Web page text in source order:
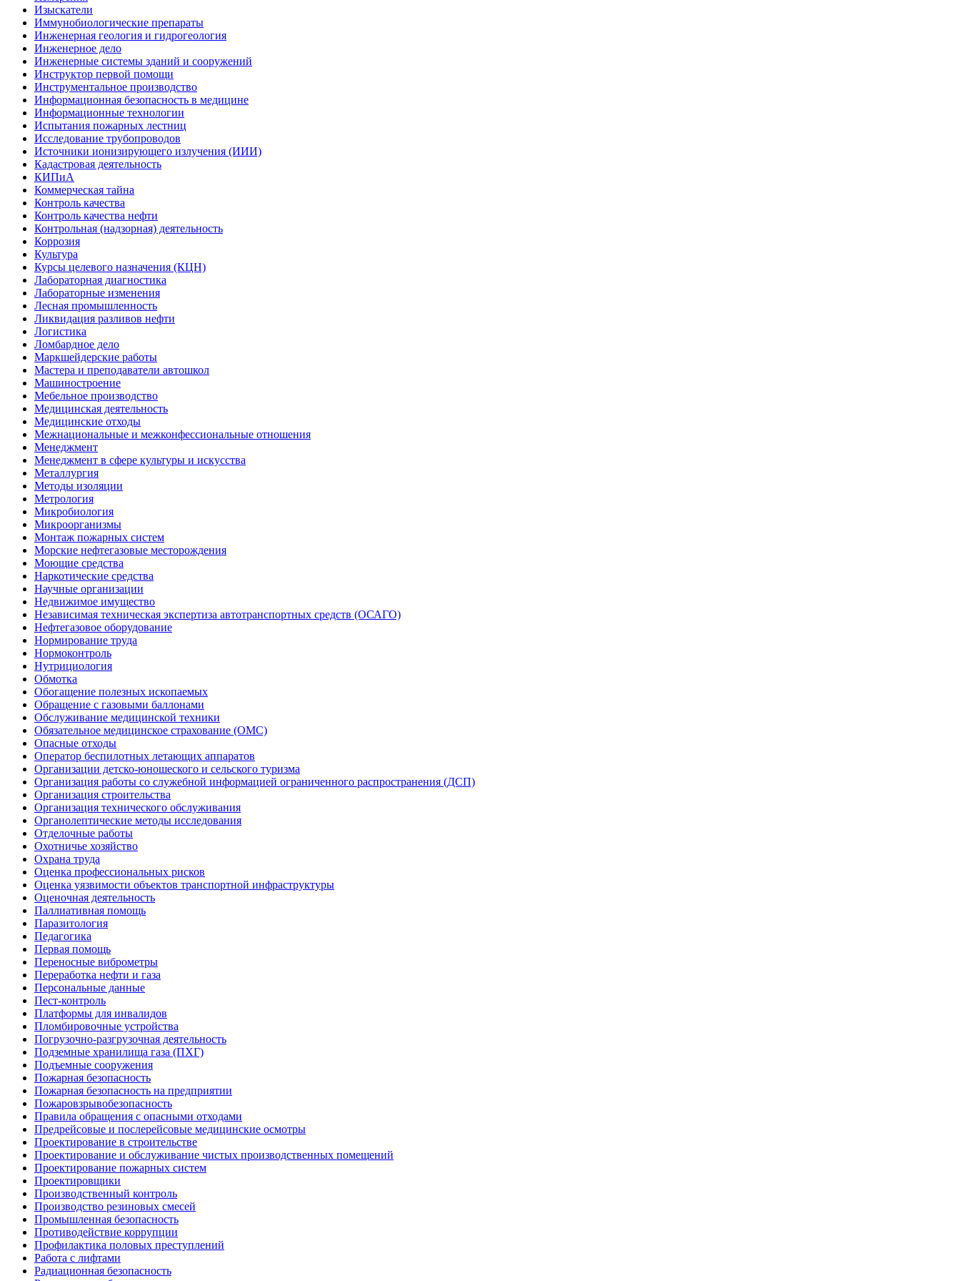
Изыскатели
Иммунобиологические препараты
Инженерная геология и гидрогеология
Инженерное дело
Инженерные системы зданий и сооружений
Инструктор первой помощи
Инструментальное производство
Информационная безопасность в медицине
Информационные технологии
Испытания пожарных лестниц
Исследование трубопроводов
Источники ионизирующего излучения (ИИИ)
Кадастровая деятельность
КИПиА
Коммерческая тайна
Контроль качества
Контроль качества нефти
Контрольная (надзорная) деятельность
Коррозия
Культура
Курсы целевого назначения (КЦН)
Лабораторная диагностика
Лабораторные изменения
Лесная промышленность
Ликвидация разливов нефти
Логистика
Ломбардное дело
Маркшейдерские работы
Мастера и преподаватели автошкол
Машиностроение
Мебельное производство
Медицинская деятельность
Медицинские отходы
Межнациональные и межконфессиональные отношения
Менеджмент
Менеджмент в сфере культуры и искусства
Металлургия
Методы изоляции
Метрология
Микробиология
Микроорганизмы
Монтаж пожарных систем
Морские нефтегазовые месторождения
Моющие средства
Наркотические средства
Научные организации
Недвижимое имущество
Независимая техническая экспертиза автотранспортных средств (ОСАГО)
Нефтегазовое оборудование
Нормирование труда
Нормоконтроль
Нутрициология
Обмотка
Обогащение полезных ископаемых
Обращение с газовыми баллонами
Обслуживание медицинской техники
Обязательное медицинское страхование (ОМС)
Опасные отходы
Оператор беспилотных летающих аппаратов
Организации детско-юношеского и сельского туризма
Организация работы со служебной информацией ограниченного распространения (ДСП)
Организация строительства
Организация технического обслуживания
Органолептические методы исследования
Отделочные работы
Охотничье хозяйство
Охрана труда
Оценка профессиональных рисков
Оценка уязвимости объектов транспортной инфраструктуры
Оценочная деятельность
Паллиативная помощь
Паразитология
Педагогика
Первая помощь
Переносные виброметры
Переработка нефти и газа
Персональные данные
Пест-контроль
Платформы для инвалидов
Пломбировочные устройства
Погрузочно-разгрузочная деятельность
Подземные хранилища газа (ПХГ)
Подъемные сооружения
Пожарная безопасность
Пожарная безопасность на предприятии
Пожаровзрывобезопасность
Правила обращения с опасными отходами
Предрейсовые и послерейсовые медицинские осмотры
Проектирование в строительстве
Проектирование и обслуживание чистых производственных помещений
Проектирование пожарных систем
Проектировщики
Производственный контроль
Производство резиновых смесей
Промышленная безопасность
Противодействие коррупции
Профилактика половых преступлений
Работа с лифтами
Радиационная безопасность